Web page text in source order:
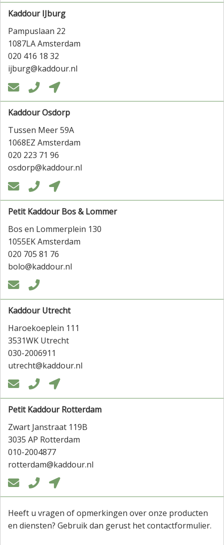
Kaddour IJburg
Pampuslaan 22
1087LA Amsterdam
020 416 18 32
ijburg@kaddour.nl
  
Kaddour Osdorp
Tussen Meer 59A
1068EZ Amsterdam
020 223 71 96
osdorp@kaddour.nl
  
Petit Kaddour Bos & Lommer
Bos en Lommerplein 130
1055EK Amsterdam
020 705 81 76
bolo@kaddour.nl
 
Kaddour Utrecht
Haroekoeplein 111
3531WK Utrecht
030-2006911
utrecht@kaddour.nl
  
Petit Kaddour Rotterdam
Zwart Janstraat 119B
3035 AP Rotterdam
010-2004877
rotterdam@kaddour.nl
  
Heeft u vragen of opmerkingen over onze producten
en diensten? Gebruik dan gerust het contactformulier.